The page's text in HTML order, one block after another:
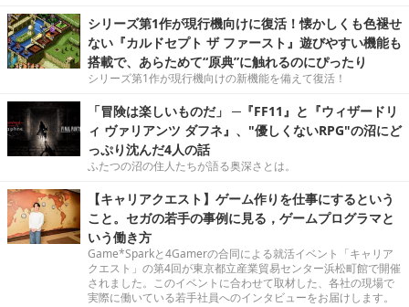
シリーズ第1作が現行機向けに復活！懐かしくも色褪せ
ない『カルドセプト ザ ファースト』遊びやすい機能も
搭載で、あらためて“原典”に触れるのにぴったり
シリーズ第1作が現行機向けの新機能を備えて復活！
「冒険は楽しいものだ」 ─『FF11』と『ウィザードリ
ィ ヴァリアンツ ダフネ』、"優しくないRPG"の沼にど
っぷり沈んだ4人の話
ふたつの沼の住人たちが語る奥深さとは。
【キャリアクエスト】ゲーム作りを仕事にするという
こと。セガの若手の事例に見る，ゲームプログラマと
いう働き方
Game*Sparkと4Gamerの合同による就活イベント「キャリア
クエスト」の第4回が東京都立産業貿易センター浜松町館で開催
されました。このイベントに合わせて取材した、各社の現場で
実際に働いている若手社員へのインタビューをお届けします。